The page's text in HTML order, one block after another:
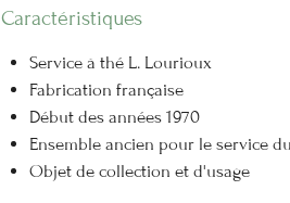
Caractéristiques
Service à thé L. Lourioux
Fabrication française
Début des années 1970
Ensemble ancien pour le service
Objet de collection et d'usage